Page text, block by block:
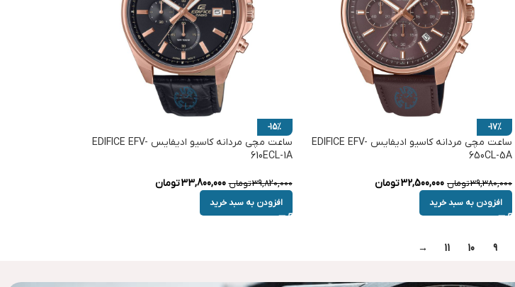
-17%
ساعت مچی مردانه کاسیو ادیفایس EDIFICE EFV-
650CL-5A
39,380,000تومان 32,500,000تومان
افزودن به سبد خرید
-15%
ساعت مچی مردانه کاسیو ادیفایس EDIFICE EFV-
610ECL-1A
39,820,000تومان 33,800,000تومان
افزودن به سبد خرید
9
10
11
→